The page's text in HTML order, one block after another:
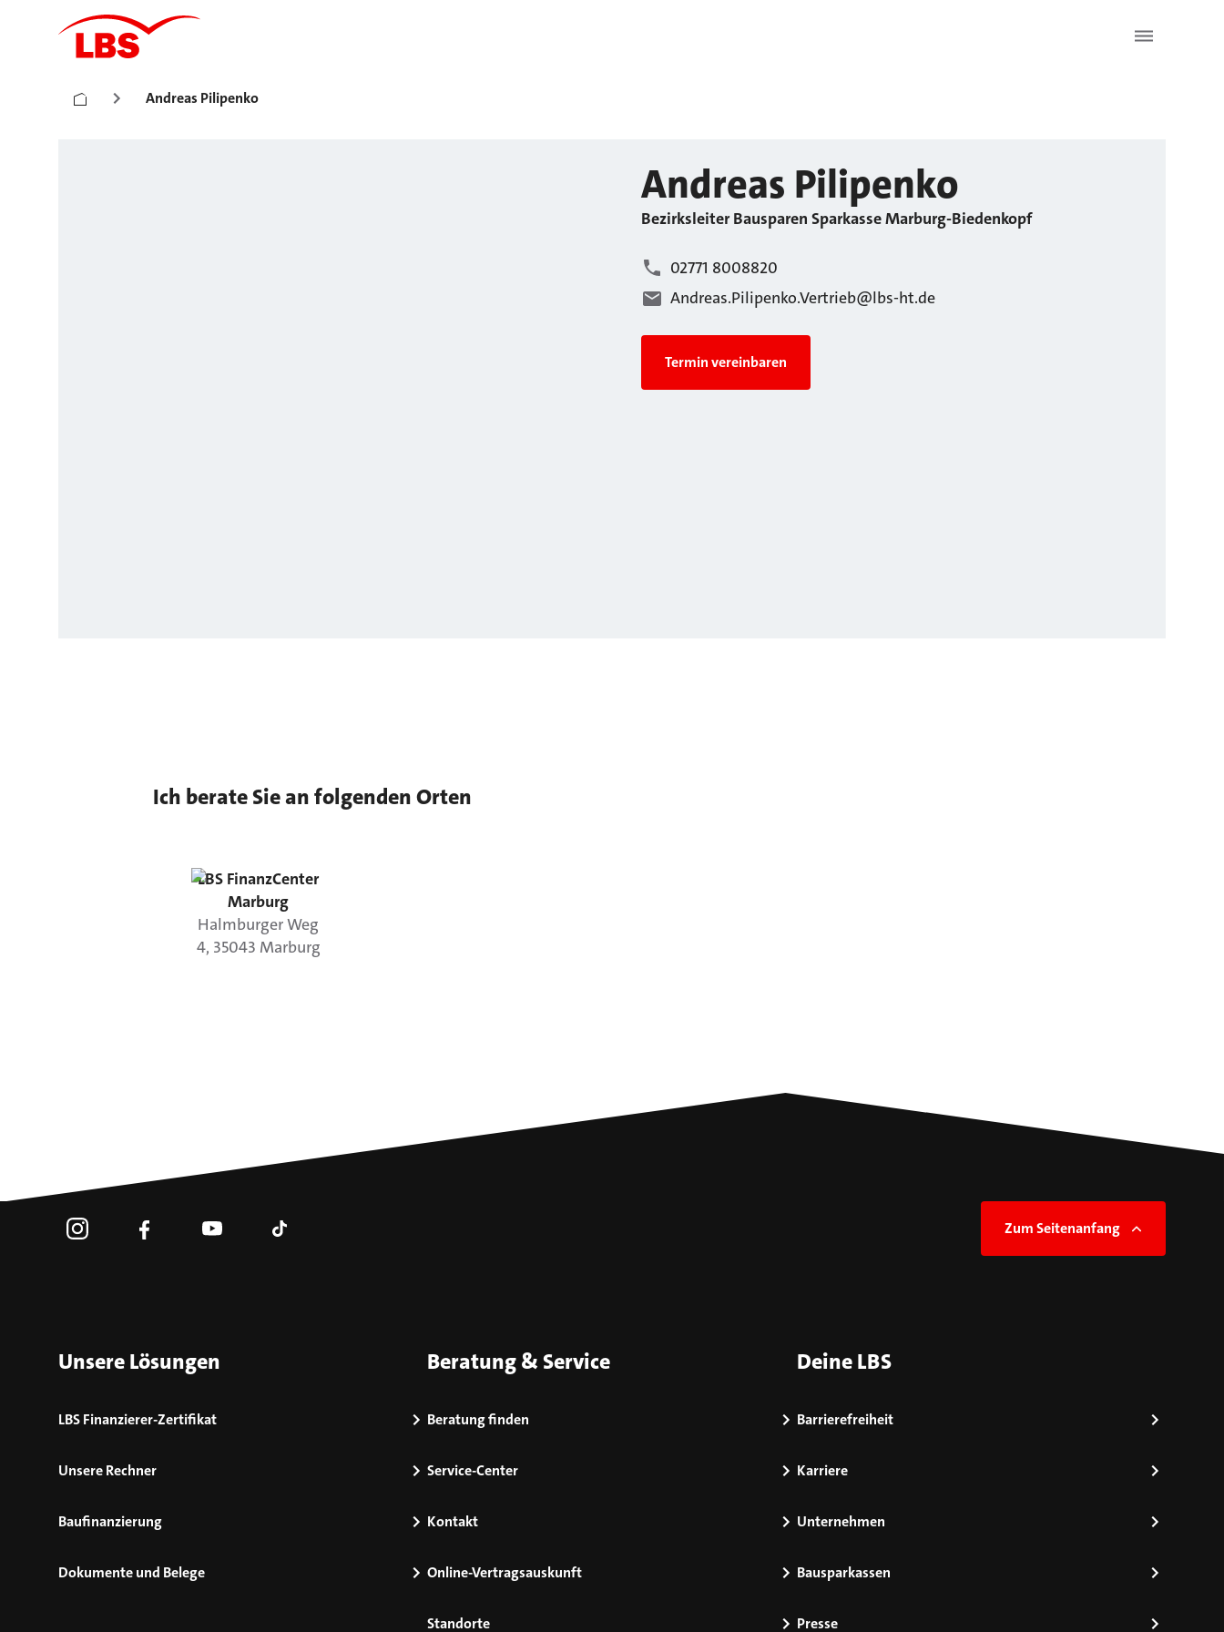
Andreas Pilipenko
Andreas Pilipenko
Bezirksleiter Bausparen Sparkasse Marburg-Biedenkopf
02771 8008820
Andreas.Pilipenko.Vertrieb@lbs-ht.de
Termin vereinbaren
Ich berate Sie an folgenden Orten
LBS FinanzCenter
Marburg
Halmburger Weg
4, 35043 Marburg
Zum Seitenanfang
Unsere Lösungen
LBS Finanzierer-Zertifikat
Unsere Rechner
Baufinanzierung
Dokumente und Belege
Beratung & Service
Beratung finden
Service-Center
Kontakt
Online-Vertragsauskunft
Standorte
Deine LBS
Barrierefreiheit
Karriere
Unternehmen
Bausparkassen
Presse